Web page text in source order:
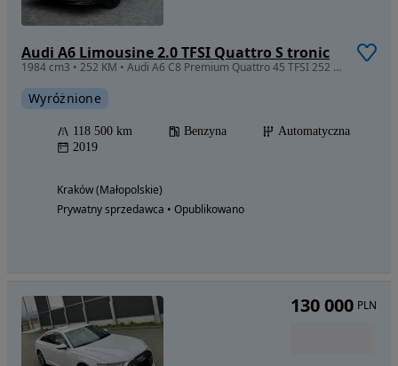
Audi A6 Limousine 2.0 TFSI Quattro S tronic
1984 cm3 • 252 KM • Audi A6 C8 Premium Quattro 45 TFSI 252 KM | 2019 | Quattro | S-Line |
Wyróżnione
118 500 km Benzyna
Automatyczna
2019
Kraków (Małopolskie)
Prywatny sprzedawca • Opublikowano
130 000 PLN